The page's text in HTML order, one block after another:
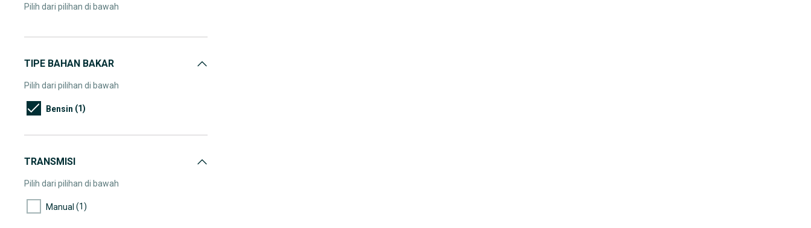
Pilih dari pilihan di bawah
TIPE BAHAN BAKAR
Pilih dari pilihan di bawah
Bensin (1)
TRANSMISI
Pilih dari pilihan di bawah
Manual (1)